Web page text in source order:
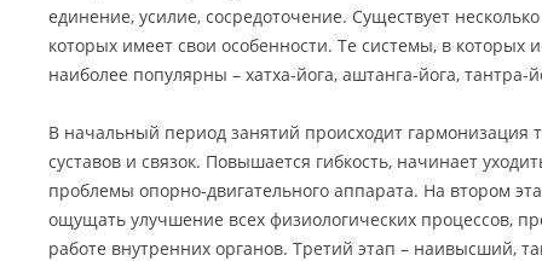
единение, усилие, сосредоточение. Существует
которых имеет свои особенности. Те системы, в которых
наиболее популярны – хатха-йога, аштанга-йога, тантра-
В начальный период занятий происходит гармонизация
суставов и связок. Повышается гибкость, начинает
проблемы опорно-двигательного аппарата. На втором
ощущать улучшение всех физиологических процессов,
работе внутренних органов. Третий этап – наивысший,